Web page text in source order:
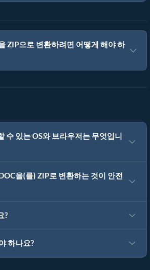
ZIP으로 변환하려면 어떻게 해야 하
수 있는 OS와 브라우저는 무엇입니
을(를) ZIP로 변환하는 것이 안전
?
하나요?